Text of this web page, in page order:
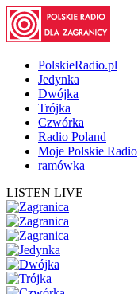
PolskieRadio.pl
Jedynka
Dwójka
Trójka
Czwórka
Radio Poland
Moje Polskie Radio
ramówka
LISTEN LIVE